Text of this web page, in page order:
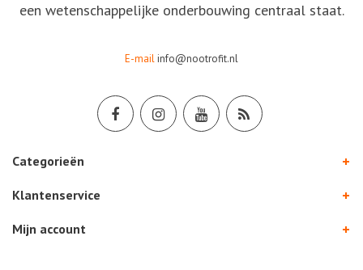
een wetenschappelijke onderbouwing centraal staat.
E-mailinfo@nootrofit.nl
Categorieën
Klantenservice
Mijn account